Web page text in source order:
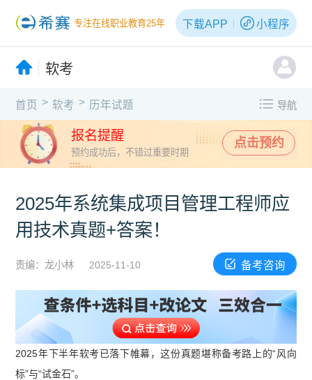
专注在线职业教育25年 下载APP 小程序
软考
首页 > 软考 > 历年试题 导航
报名提醒
预约成功后，不错过重要时期
点击预约
2025年系统集成项目管理工程师应
用技术真题+答案！
责编：龙小林 2025-11-10 备考咨询
2025年下半年软考已落下帷幕，这份真题堪称备考路上的“风向
标”与“试金石”。